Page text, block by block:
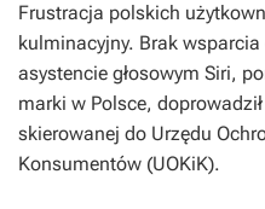
Frustracja polskich
kulminacyjny. Brak
asystencie głosowym Siri,
marki w Polsce,
skierowanej do Urzędu
Konsumentów (UOKiK).